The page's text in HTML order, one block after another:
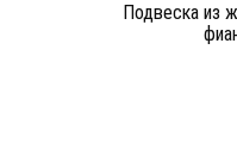
Подвеска из